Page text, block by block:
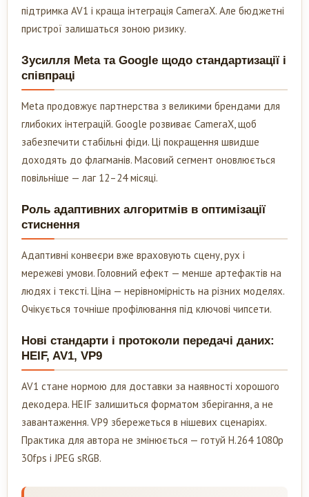
підтримка AV1 і краща інтеграція CameraX. Але бюджетні
пристрої залишаться зоною ризику.
Зусилля Meta та Google щодо стандартизації і
співпраці
Meta продовжує партнерства з великими брендами для
глибоких інтеграцій. Google розвиває CameraX, щоб
забезпечити стабільні фіди. Ці покращення швидше
доходять до флагманів. Масовий сегмент оновлюється
повільніше — лаг 12–24 місяці.
Роль адаптивних алгоритмів в оптимізації
стиснення
Адаптивні конвеєри вже враховують сцену, рух і
мережеві умови. Головний ефект — менше артефактів на
людях і тексті. Ціна — нерівномірність на різних моделях.
Очікується точніше профілювання під ключові чипсети.
Нові стандарти і протоколи передачі даних:
HEIF, AV1, VP9
AV1 стане нормою для доставки за наявності хорошого
декодера. HEIF залишиться форматом зберігання, а не
завантаження. VP9 збережеться в нішевих сценаріях.
Практика для автора не змінюється — готуй H.264 1080p
30fps і JPEG sRGB.